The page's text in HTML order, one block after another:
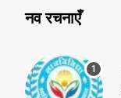
नव रचनाएँ